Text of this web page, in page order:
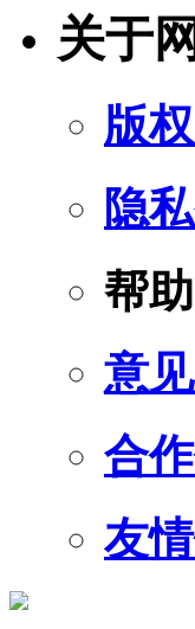
关于
版
隐
帮
意
合
友